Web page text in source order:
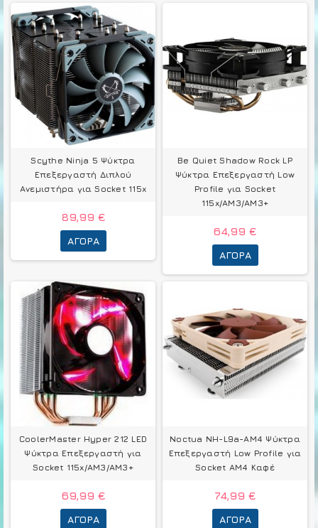
Scythe Ninja 5 Ψύκτρα
Επεξεργαστή Διπλού
Ανεμιστήρα για Socket 115x
89,99 €
ΑΓΟΡΆ
Be Quiet Shadow Rock LP
Ψύκτρα Επεξεργαστή Low
Profile για Socket
115x/AM3/AM3+
64,99 €
ΑΓΟΡΆ
CoolerMaster Hyper 212 LED
Ψύκτρα Επεξεργαστή για
Socket 115x/AM3/AM3+
69,99 €
ΑΓΟΡΆ
Noctua NH-L9a-AM4 Ψύκτρα
Επεξεργαστή Low Profile για
Socket AM4 Καφέ
74,99 €
ΑΓΟΡΆ